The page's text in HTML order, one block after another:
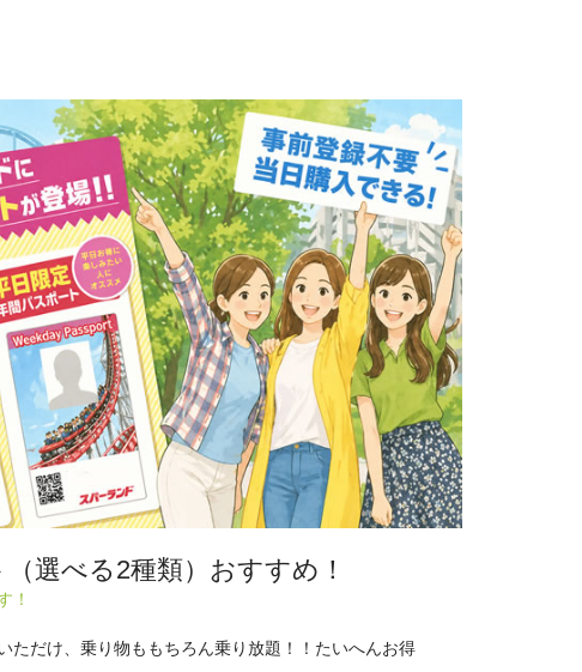
選べる2種類）おすすめ！
！
ただけ、乗り物ももちろん乗り放題！！たいへんお得